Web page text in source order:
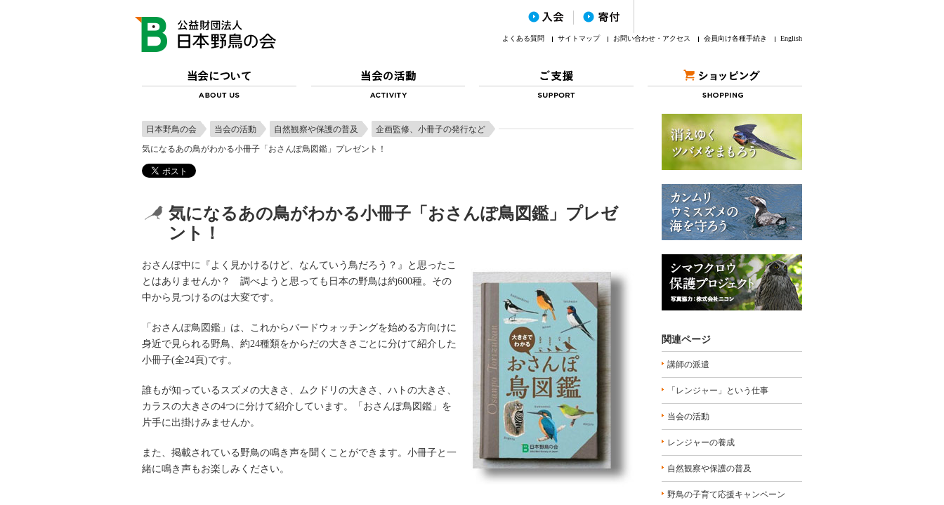
よくある質問 サイトマップ お問い合わせ・アクセス 会員向け各種手続き English
日本野鳥の会 当会の活動 自然観察や保護の普及
企画監修、小冊子の発行など
気になるあの鳥がわかる小冊子「おさんぽ鳥図鑑」プレゼント！
気になるあの鳥がわかる小冊子「おさんぽ鳥図鑑」プレゼ
ント！
おさんぽ中に『よく見かけるけど、なんていう鳥だろう？』と思ったこ
とはありませんか？ 調べようと思っても日本の野鳥は約600種。その
中から見つけるのは大変です。
「おさんぽ鳥図鑑」は、これからバードウォッチングを始める方向けに
身近で見られる野鳥、約24種類をからだの大きさごとに分けて紹介した
小冊子(全24頁)です。
誰もが知っているスズメの大きさ、ムクドリの大きさ、ハトの大きさ、
カラスの大きさの4つに分けて紹介しています。「おさんぽ鳥図鑑」を
片手に出掛けみませんか。
また、掲載されている野鳥の鳴き声を聞くことができます。小冊子と一
緒に鳴き声もお楽しみください。
関連ページ
講師の派遣
「レンジャー」という仕事
当会の活動
レンジャーの養成
自然観察や保護の普及
野鳥の子育て応援キャンペーン